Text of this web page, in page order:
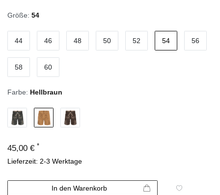
Größe: 54
44 46 48 50 52 54 56
58 60
Farbe: Hellbraun
45,00 € *
Lieferzeit: 2-3 Werktage
In den Warenkorb